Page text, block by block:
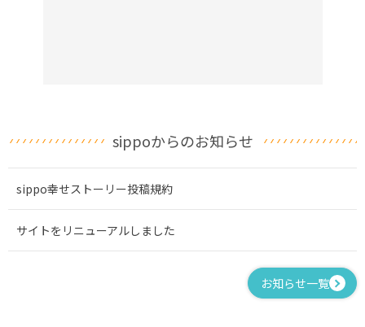
sippoからのお知らせ
sippo幸せストーリー投稿規約
サイトをリニューアルしました
お知らせ一覧